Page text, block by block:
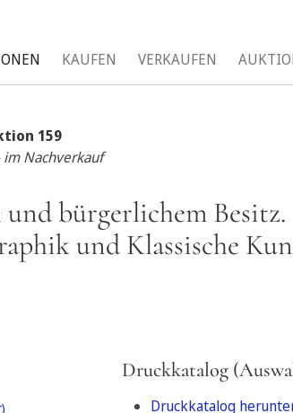
KAUFEN VERKAUFEN
159
im Nachverkauf
und bürgerlichem Besitz.
und Klassische
Druckkatalog
Druckkatalog